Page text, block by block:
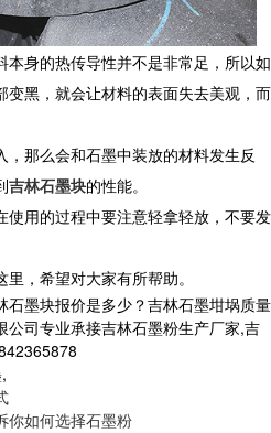
身的热传导性并不是非常足，所以如
黑，就会让材料的表面失去美观，而
那么会和石墨中装放的材料发生反
吉林石墨块的性能。
用的过程中要注意轻拿轻放，不要发
，希望对大家有所帮助。
墨块报价是多少？吉林石墨坩埚质量
司专业承接吉林石墨粉生产厂家,吉
,
你如何选择石墨粉